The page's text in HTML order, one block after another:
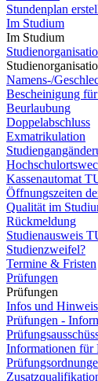
Stundenplan
Im Studium
Im Studium
Namens-/
Bescheinigung
Beurlaubung
Doppelabschluss
Exmatrikulation
Kassenautomat
Öffnungszeiten
Qualität im
Rückmeldung
Studienausweis
Studienzweifel?
Termine & Fristen
Prüfungen
Prüfungen
Infos und
Prüfungen -
Informationen für